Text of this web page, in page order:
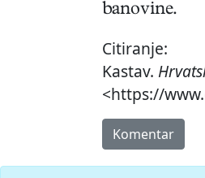
banovine.
Citiranje:
Kastav.
<https://
Komentar